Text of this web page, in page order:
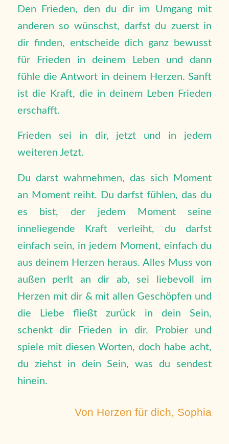
Den Frieden, den du dir im Umgang mit
anderen so wünschst, darfst du zuerst in
dir finden, entscheide dich ganz bewusst
für Frieden in deinem Leben und dann
fühle die Antwort in deinem Herzen. Sanft
ist die Kraft, die in deinem Leben Frieden
erschafft.
Frieden sei in dir, jetzt und in jedem
weiteren Jetzt.
Du darst wahrnehmen, das sich Moment
an Moment reiht. Du darfst fühlen, das du
es bist, der jedem Moment seine
inneliegende Kraft verleiht, du darfst
einfach sein, in jedem Moment, einfach du
aus deinem Herzen heraus. Alles Muss von
außen perlt an dir ab, sei liebevoll im
Herzen mit dir & mit allen Geschöpfen und
die Liebe fließt zurück in dein Sein,
schenkt dir Frieden in dir. Probier und
spiele mit diesen Worten, doch habe acht,
du ziehst in dein Sein, was du sendest
hinein.
Von Herzen für dich, Sophia